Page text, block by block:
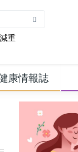
重
康情報誌